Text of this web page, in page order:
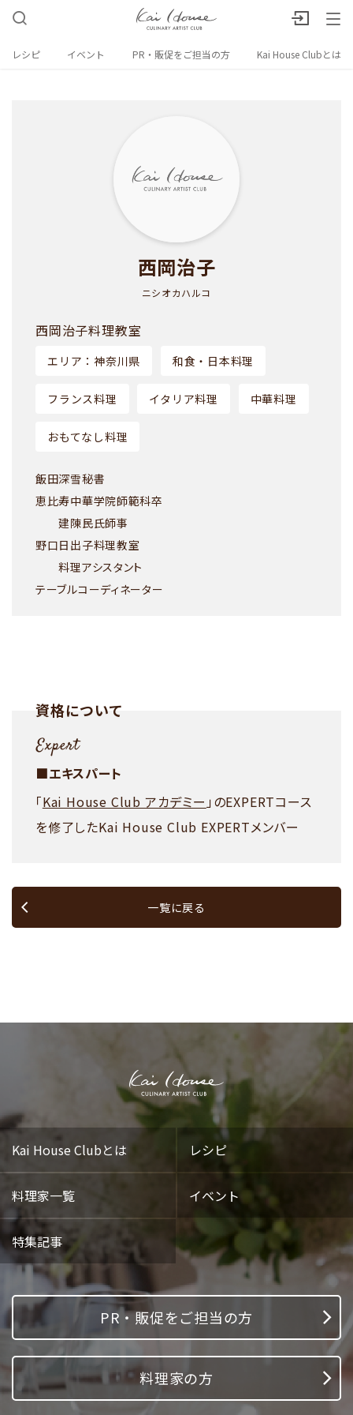
レシピ イベント PR・販促をご担当の方 Kai House Clubとは
西岡治子
ニシオカハルコ
西岡治子料理教室
エリア：神奈川県 和食・日本料理
フランス料理 イタリア料理 中華料理
おもてなし料理
飯田深雪秘書
恵比寿中華学院師範科卒
建陳民氏師事
野口日出子料理教室
料理アシスタント
テーブルコーディネーター
資格について
■エキスパート
「Kai House Club アカデミー」のEXPERTコース
を修了したKai House Club EXPERTメンバー
一覧に戻る
Kai House Clubとは レシピ
料理家一覧 イベント
特集記事
PR・販促をご担当の方
料理家の方